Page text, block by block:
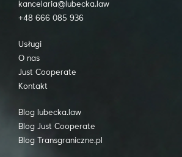
kancelaria@lubecka.law
+48 666 085 936
Usługi
O nas
Just Cooperate
Kontakt
Blog lubecka.law
Blog Just Cooperate
Blog Transgraniczne.pl